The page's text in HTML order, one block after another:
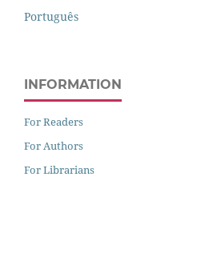
Português
INFORMATION
For Readers
For Authors
For Librarians